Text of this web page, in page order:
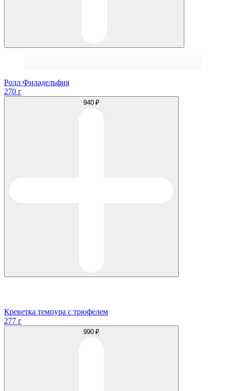
Ролл Филадельфия
270 г
940 ₽
Креветка темпура с трюфелем
277 г
990 ₽